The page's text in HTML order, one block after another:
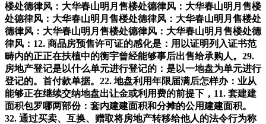
楼处德律风：大华春山明月售楼处德律风：大华春山明月售楼
处德律风：大华春山明月售楼处德律风：大华春山明月售楼处
德律风：大华春山明月售楼处德律风：大华春山明月售楼处德
律风：12. 商品房预售许可证的感化是：用以证明列入证书范
畴内的正正在扶植中的衡宇曾经能够事后出售给承购人。29.
房地产登记是以什么单元进行登记的：是以一地盘为单元进行
登记的。首付款单据。22. 地盘利用年限届满后怎样办：业从
能够正在继续交纳地盘出让金或利用费的前提下，11. 套建建
面积包罗哪两部份：套内建建面积和分摊的公用建建面积。
32. 通过买卖、互换、赠取将房地产转移给他人的法令行为称